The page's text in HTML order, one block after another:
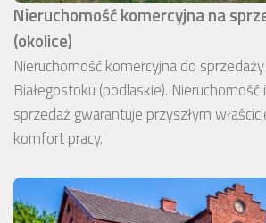
Nieruchomość komercyjna na
(okolice)
Nieruchomość komercyjna do
Białegostoku (podlaskie).
sprzedaż gwarantuje przyszłym
komfort pracy.